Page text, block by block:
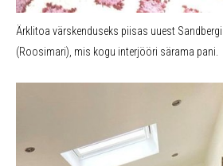
Ärklitoa värskenduseks piisas uuest
(Roosimari), mis kogu interjööri särama pani.